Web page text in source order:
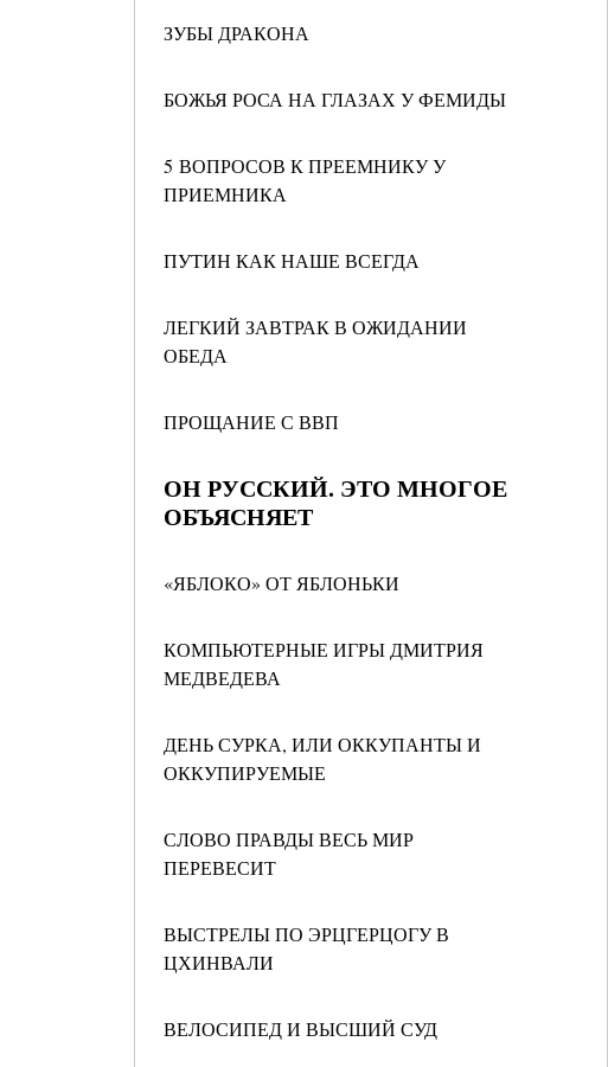
ЗУБЫ ДРАКОНА
БОЖЬЯ РОСА НА ГЛАЗАХ У ФЕМИДЫ
5 ВОПРОСОВ К ПРЕЕМНИКУ У
ПРИЕМНИКА
ПУТИН КАК НАШЕ ВСЕГДА
ЛЕГКИЙ ЗАВТРАК В ОЖИДАНИИ
ОБЕДА
ПРОЩАНИЕ С ВВП
ОН РУССКИЙ. ЭТО МНОГОЕ
ОБЪЯСНЯЕТ
«ЯБЛОКО» ОТ ЯБЛОНЬКИ
КОМПЬЮТЕРНЫЕ ИГРЫ ДМИТРИЯ
МЕДВЕДЕВА
ДЕНЬ СУРКА, ИЛИ ОККУПАНТЫ И
ОККУПИРУЕМЫЕ
СЛОВО ПРАВДЫ ВЕСЬ МИР
ПЕРЕВЕСИТ
ВЫСТРЕЛЫ ПО ЭРЦГЕРЦОГУ В
ЦХИНВАЛИ
ВЕЛОСИПЕД И ВЫСШИЙ СУД